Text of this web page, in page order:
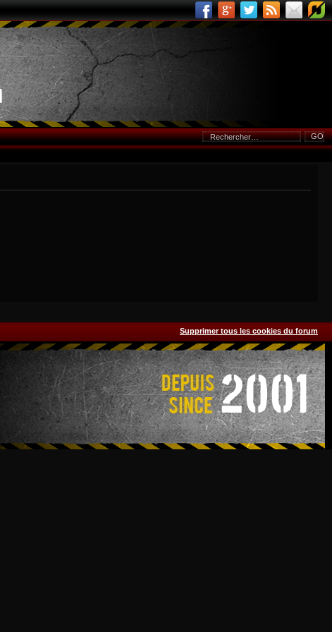
Supprimer tous les cookies du forum